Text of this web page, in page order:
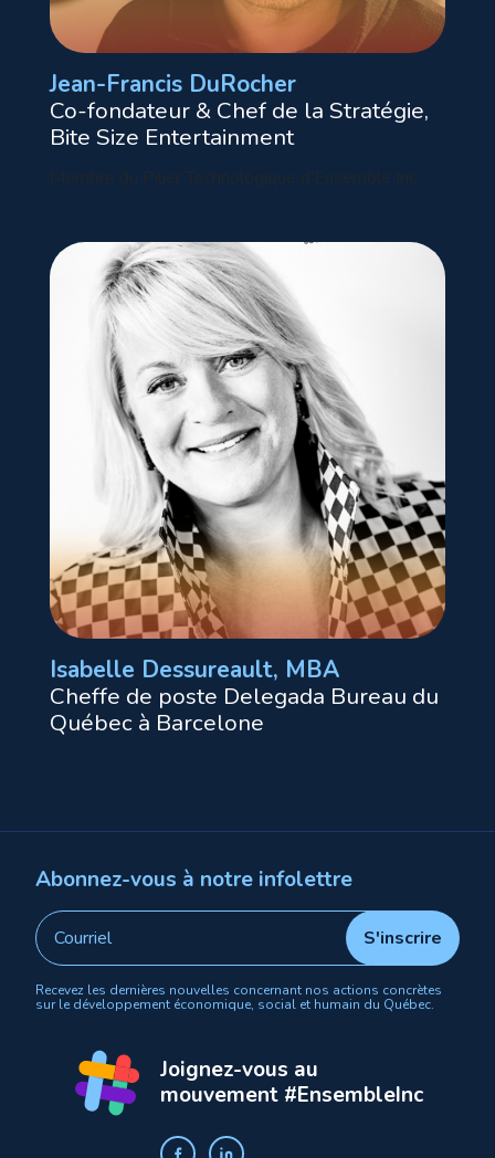
Jean-Francis DuRocher
Co-fondateur & Chef de la Stratégie,
Bite Size Entertainment
Isabelle Dessureault, MBA
Cheffe de poste Delegada Bureau du
Québec à Barcelone
Abonnez-vous à notre infolettre
Recevez les dernières nouvelles concernant nos actions concrètes
sur le développement économique, social et humain du Québec.
Joignez-vous au
mouvement #EnsembleInc